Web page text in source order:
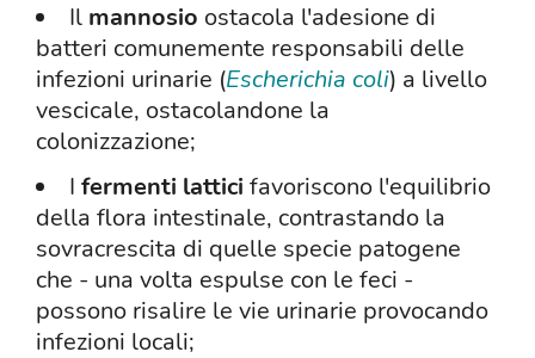
Il mannosio ostacola l'adesione di
batteri comunemente responsabili delle
infezioni urinarie (Escherichia coli) a livello
vescicale, ostacolandone la
colonizzazione;
I fermenti lattici favoriscono l'equilibrio
della flora intestinale, contrastando la
sovracrescita di quelle specie patogene
che - una volta espulse con le feci -
possono risalire le vie urinarie provocando
infezioni locali;